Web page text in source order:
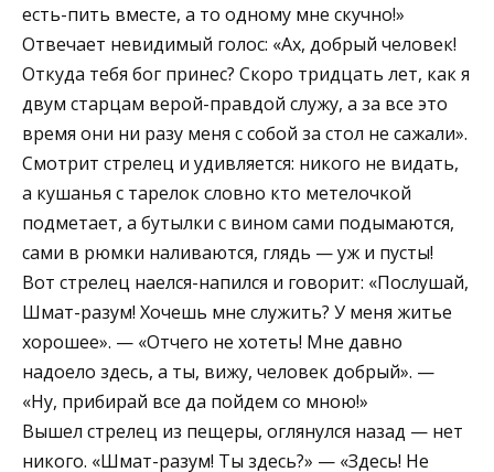
есть-пить вместе, а то одному мне скучно!»
Отвечает невидимый голос: «Ах, добрый человек!
Откуда тебя бог принес? Скоро тридцать лет, как я
двум старцам верой-правдой служу, а за все это
время они ни разу меня с собой за стол не сажали».
Смотрит стрелец и удивляется: никого не видать,
а кушанья с тарелок словно кто метелочкой
подметает, а бутылки с вином сами подымаются,
сами в рюмки наливаются, глядь — уж и пусты!
Вот стрелец наелся-напился и говорит: «Послушай,
Шмат-разум! Хочешь мне служить? У меня житье
хорошее». — «Отчего не хотеть! Мне давно
надоело здесь, а ты, вижу, человек добрый». —
«Ну, прибирай все да пойдем со мною!»
Вышел стрелец из пещеры, оглянулся назад — нет
никого. «Шмат-разум! Ты здесь?» — «Здесь! Не